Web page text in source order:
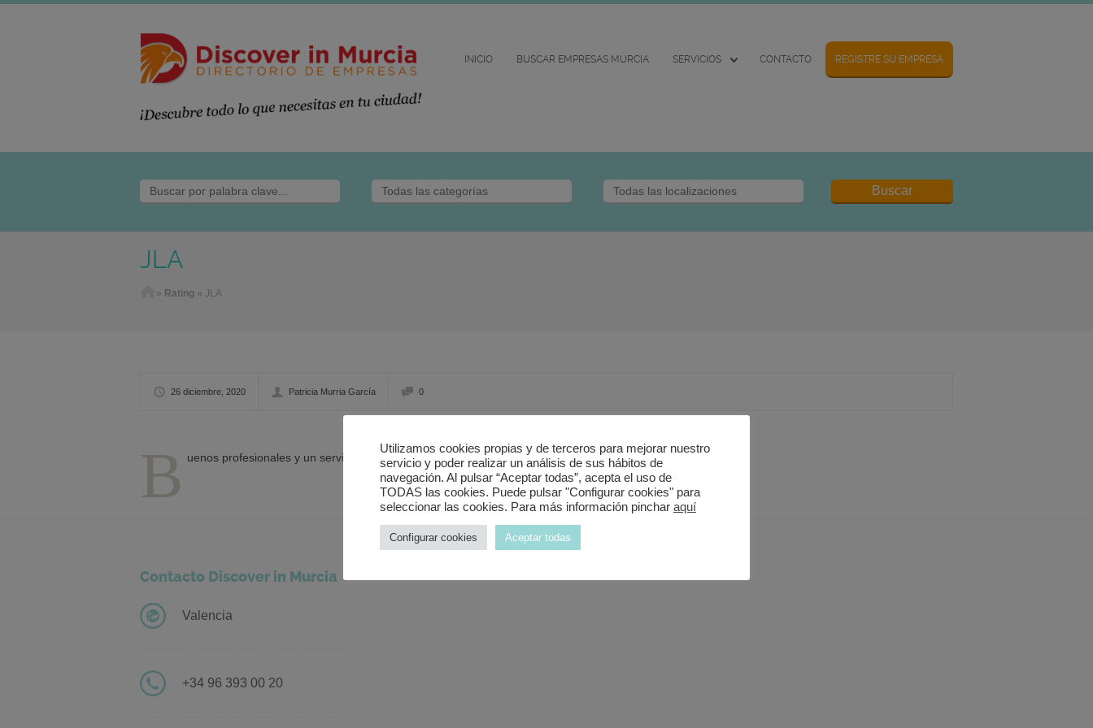
INICIO BUSCAR EMPRESAS MURCIA SERVICIOS CONTACTO REGISTRE SU EMPRESA
JLA
Home
» Rating » JLA
26 diciembre, 2020 Patricia Murria García 0
B uenos profesionales y un servicio técnico y rapido. Muy contento.
Contacto Discover in Murcia
Valencia
+34 96 393 00 20
Utilizamos cookies propias y de terceros para mejorar nuestro
servicio y poder realizar un análisis de sus hábitos de
navegación. Al pulsar “Aceptar todas”, acepta el uso de
TODAS las cookies. Puede pulsar "Configurar cookies" para
seleccionar las cookies. Para más información pinchar aquí
Configurar cookies Aceptar todas